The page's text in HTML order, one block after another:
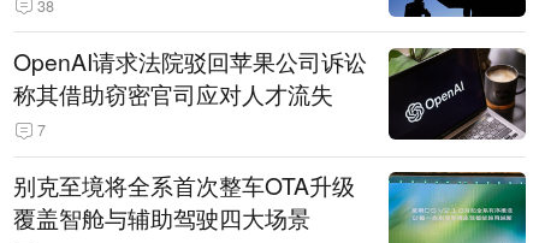
38
OpenAI请求法院驳回苹果公司诉讼
称其借助窃密官司应对人才流失
7
别克至境将全系首次整车OTA升级
覆盖智舱与辅助驾驶四大场景